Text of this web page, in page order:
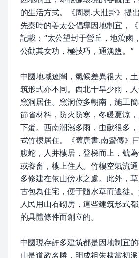
的生活方式。《周易.大壯卦》提出
先秦時的姜太公倡導因地制宜，《
記載：“太公望封于營丘，地瀉鹵
公勸其女功，極技巧，通漁鹽。”
中國地域遼闊，氣候差異很大，
筑形式亦不同。西北干旱少雨，
窯洞居住。窯洞位多朝南，施工簡
節省材料，防火防寒，冬暖夏涼
下蛋。西南潮濕多雨，虫獸很多
式竹樓居住。《舊唐書.南蠻傳》
腹蛇，人并樓居，登梯而上，號
或養畜，樓上住人。竹樓空氣流
多修建在依山傍水之處。此外，
古包為住宅，便于隨水草而遷徒
人民用山石砌房，這些建筑形式
的具體條件而創立的。
中國現存許多建筑都是因地制宜
山是道教名勝，明成祖朱棣當初